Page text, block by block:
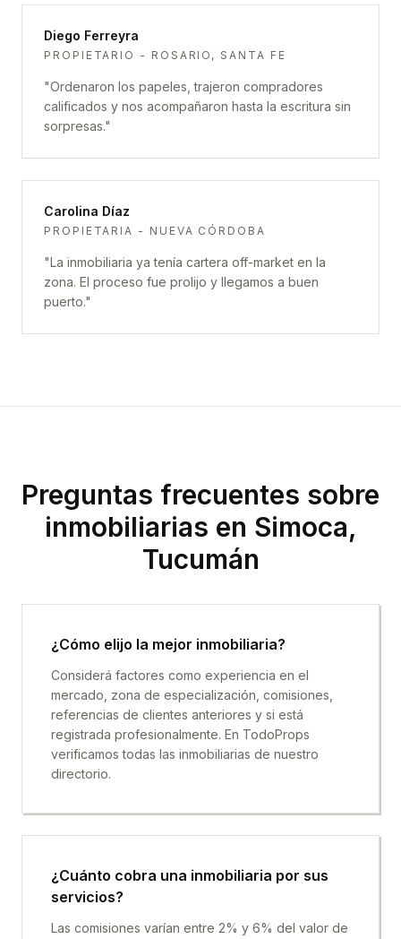
Diego Ferreyra
PROPIETARIO - ROSARIO, SANTA FE
"Ordenaron los papeles, trajeron compradores
calificados y nos acompañaron hasta la escritura sin
sorpresas."
Carolina Díaz
PROPIETARIA - NUEVA CÓRDOBA
"La inmobiliaria ya tenía cartera off-market en la
zona. El proceso fue prolijo y llegamos a buen
puerto."
Preguntas frecuentes sobre
inmobiliarias en Simoca,
Tucumán
¿Cómo elijo la mejor inmobiliaria?
Considerá factores como experiencia en el
mercado, zona de especialización, comisiones,
referencias de clientes anteriores y si está
registrada profesionalmente. En TodoProps
verificamos todas las inmobiliarias de nuestro
directorio.
¿Cuánto cobra una inmobiliaria por sus
servicios?
Las comisiones varían entre 2% y 6% del valor de